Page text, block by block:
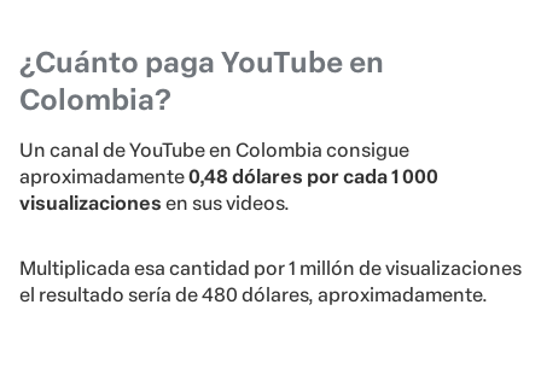
¿Cuánto paga YouTube en
Colombia?
Un canal de YouTube en Colombia consigue
aproximadamente0,48 dólares por cada 1 000
visualizaciones en sus videos.
Multiplicada esa cantidad por 1 millón de visualizaciones
el resultado sería de 480 dólares, aproximadamente.